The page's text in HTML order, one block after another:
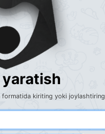
yaratish
formatida kiriting yoki joylashtiring